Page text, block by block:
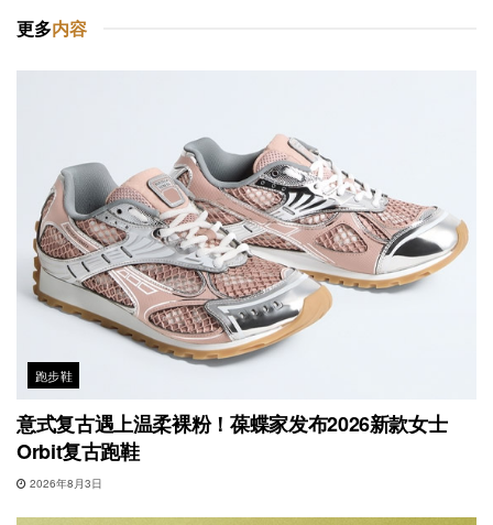
更多内容
跑步鞋
意式复古遇上温柔裸粉！葆蝶家发布2026新款女士
Orbit复古跑鞋
2026年8月3日